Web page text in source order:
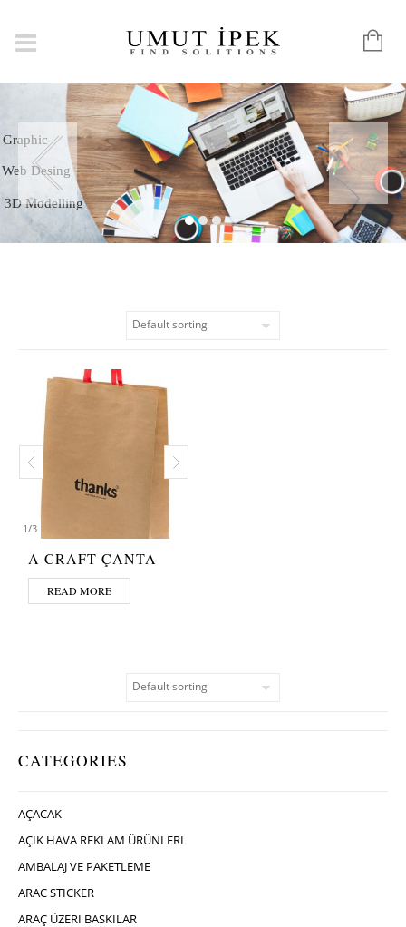
3D Modelling
Graphic
Web Desing
CATEGORIES
AÇACAK
AÇIK HAVA REKLAM ÜRÜNLERI
AMBALAJ VE PAKETLEME
ARAC STICKER
ARAÇ ÜZERI BASKILAR
1/3
A CRAFT ÇANTA
READ MORE